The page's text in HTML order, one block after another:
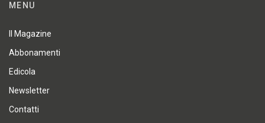
MENU
Il Magazine
Abbonamenti
Edicola
Newsletter
Contatti